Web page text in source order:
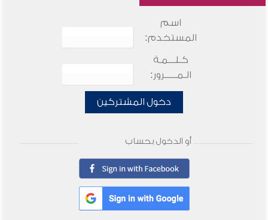
اسم
المستخدم:
كـلـــمـة
الـمـــــرور:
دخول المشتركين
أو الدخول بحساب